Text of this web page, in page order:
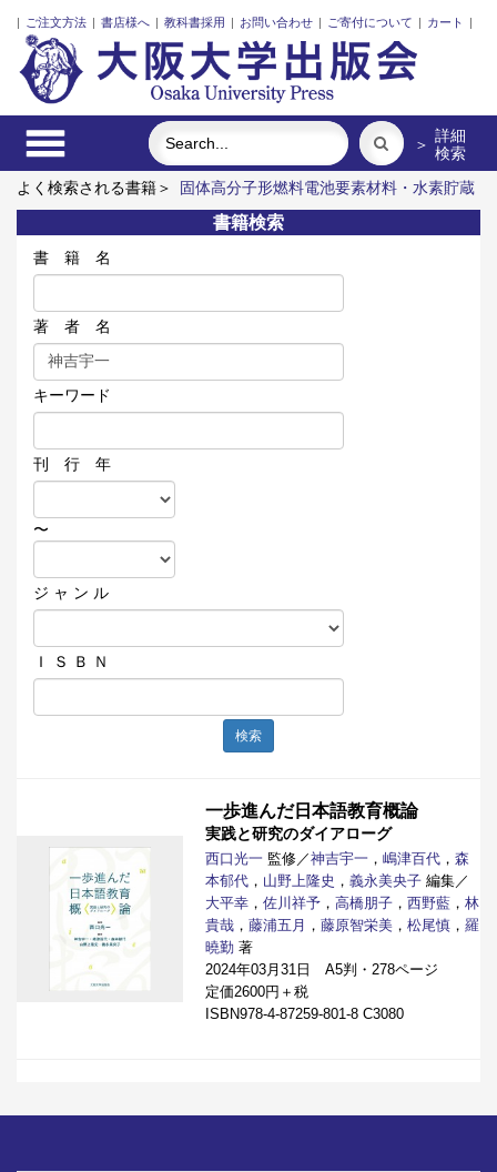
| ご注文方法 | 書店様へ | 教科書採用 | お問い合わせ | ご寄付について | カート |
＞ 詳細
検索
よく検索される書籍＞
固体高分子形燃料電池要素材料・水素貯蔵
材料の知的設計
近代日本における企業家の諸系譜
ポンプの流
体力学
震災に臨む 明治・大正・昭和の細菌学者たち
発話冒
頭における言語要素の語順と相互行為
書籍検索
書 籍 名
著 者 名
キーワード
刊 行 年
〜
ジ ャ ン ル
Ｉ Ｓ Ｂ Ｎ
検索
一歩進んだ日本語教育概論
実践と研究のダイアローグ
西口光一 監修／神吉宇一 ， 嶋津百代 ， 森
本郁代 ， 山野上隆史 ， 義永美央子 編集／
大平幸 ， 佐川祥予 ， 高橋朋子 ， 西野藍 ， 林
貴哉 ， 藤浦五月 ， 藤原智栄美 ， 松尾慎 ， 羅
曉勤 著
2024年03月31日 A5判・278ページ
定価2600円＋税
ISBN978-4-87259-801-8 C3080